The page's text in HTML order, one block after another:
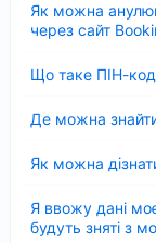
Як можна
через сайт
Що таке ПІН-код
Де можна
Як можна
Я ввожу дані
будуть зняті з